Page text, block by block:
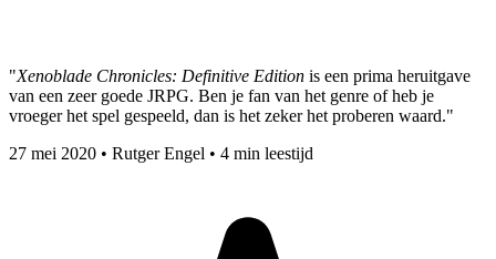
"Xenoblade Chronicles: Definitive Edition is een prima heruitgave
van een zeer goede JRPG. Ben je fan van het genre of heb je
vroeger het spel gespeeld, dan is het zeker het proberen waard."
27 mei 2020 • Rutger Engel • 4 min leestijd